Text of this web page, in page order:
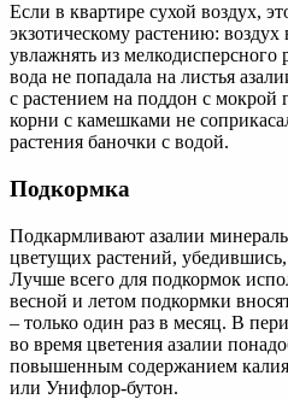
Если в квартире сухой воздух,
экзотическому растению:
увлажнять из мелкодисперсного
вода не попадала на листья
с растением на поддон с мокрой
корни с камешками не
растения баночки с водой.
Подкормка
Подкармливают азалии
цветущих растений,
Лучше всего для подкормок
весной и летом подкормки
– только один раз в месяц. В
во время цветения азалии
повышенным содержанием
или Унифлор-бутон.